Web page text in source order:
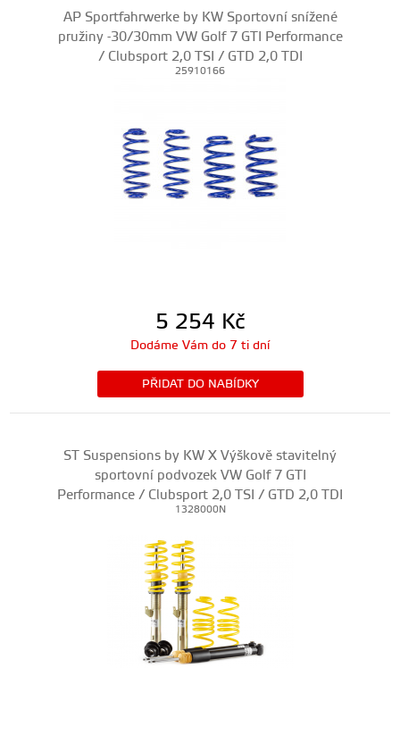
AP Sportfahrwerke by KW Sportovní snížené
pružiny -30/30mm VW Golf 7 GTI Performance
/ Clubsport 2,0 TSI / GTD 2,0 TDI
25910166
5 254 Kč
Dodáme Vám do 7 ti dní
PŘIDAT DO NABÍDKY
ST Suspensions by KW X Výškově stavitelný
sportovní podvozek VW Golf 7 GTI
Performance / Clubsport 2,0 TSI / GTD 2,0 TDI
1328000N